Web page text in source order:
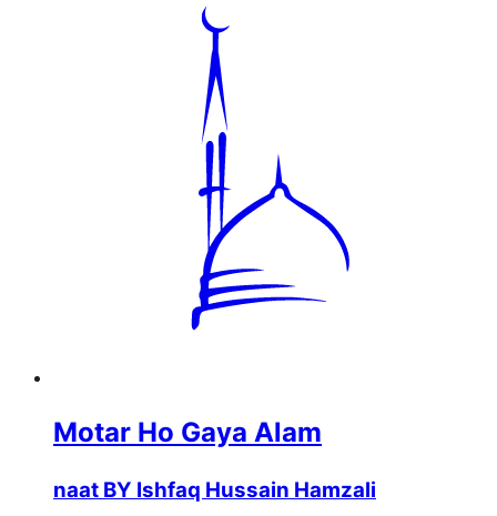
Motar Ho Gaya Alam
naat BY Ishfaq Hussain Hamzali